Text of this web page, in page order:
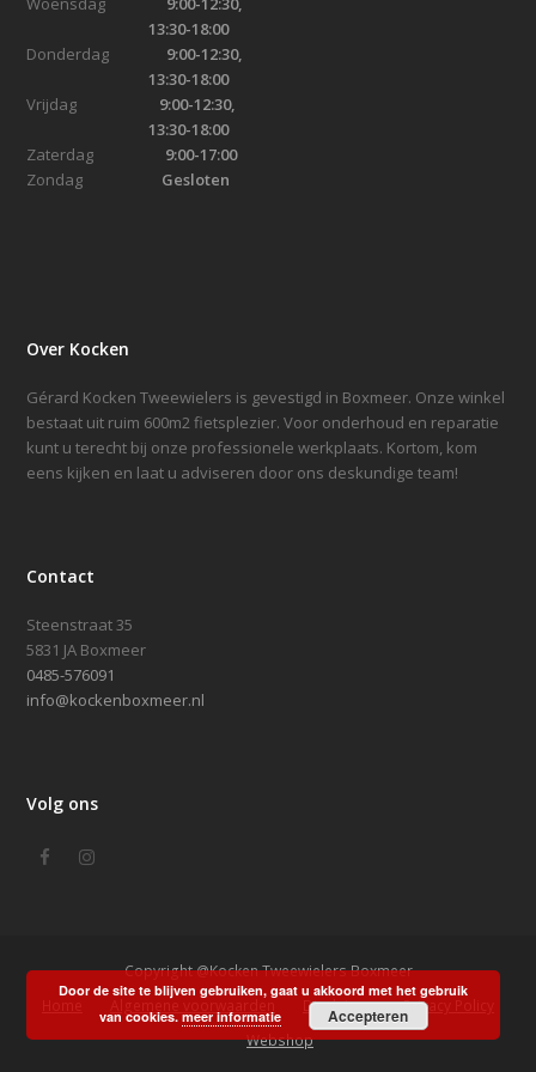
13:30-18:00
Donderdag 9:00-12:30,
13:30-18:00
Vrijdag 9:00-12:30,
13:30-18:00
Zaterdag 9:00-17:00
Zondag Gesloten
Over Kocken
Gérard Kocken Tweewielers is gevestigd in Boxmeer. Onze winkel
bestaat uit ruim 600m2 fietsplezier. Voor onderhoud en reparatie
kunt u terecht bij onze professionele werkplaats. Kortom, kom
eens kijken en laat u adviseren door ons deskundige team!
Contact
Steenstraat 35
5831 JA Boxmeer
0485-576091
info@kockenboxmeer.nl
Volg ons
FacebookInstagram
Copyright @Kocken Tweewielers Boxmeer
Algemene voorwaarden Disclaimer
Privacy Policy
Webshop
Door de site te blijven gebruiken, gaat u akkoord met het gebruik
van cookies. meer informatie Accepteren